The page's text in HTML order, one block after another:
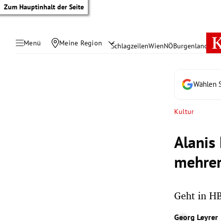
Zum Hauptinhalt der Seite
Menü Meine Region SchlagzeilenWienNÖBurgenland
Wählen
Kultur
Alanis
Geht in
Georg Leyrer